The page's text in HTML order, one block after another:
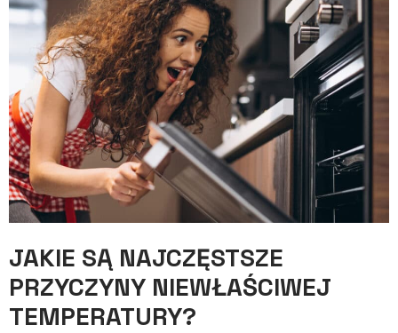
JAKIE SĄ NAJCZĘSTSZE
PRZYCZYNY NIEWŁAŚCIWEJ
TEMPERATURY?